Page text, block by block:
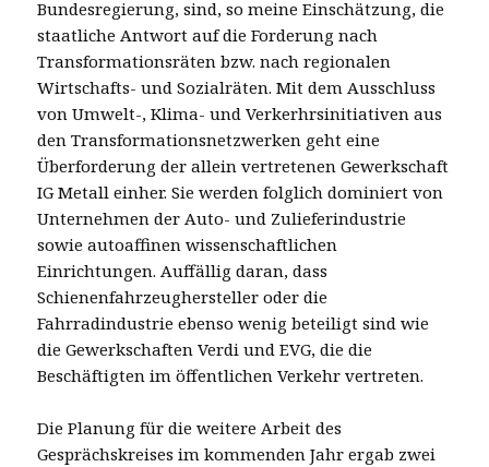
Bundesregierung, sind, so meine Einschätzung, die
staatliche Antwort auf die Forderung nach
Transformationsräten bzw. nach regionalen
Wirtschafts- und Sozialräten. Mit dem Ausschluss
von Umwelt-, Klima- und Verkerhrsinitiativen aus
den Transformationsnetzwerken geht eine
Überforderung der allein vertretenen Gewerkschaft
IG Metall einher. Sie werden folglich dominiert von
Unternehmen der Auto- und Zulieferindustrie
sowie autoaffinen wissenschaftlichen
Einrichtungen. Auffällig daran, dass
Schienenfahrzeughersteller oder die
Fahrradindustrie ebenso wenig beteiligt sind wie
die Gewerkschaften Verdi und EVG, die die
Beschäftigten im öffentlichen Verkehr vertreten.
Die Planung für die weitere Arbeit des
Gesprächskreises im kommenden Jahr ergab zwei